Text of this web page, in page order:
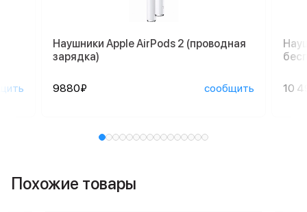
Наушники Apple AirPods 2 (проводная
зарядка)
9880₽ сообщить 10
Похожие товары